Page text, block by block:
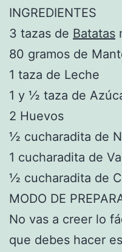
INGREDIENTES
3 tazas de Batatas
80 gramos de
1 taza de Leche
1 y ½ taza de
2 Huevos
½ cucharadita de
1 cucharadita de
½ cucharadita de
MODO DE
No vas a creer lo
que debes hacer